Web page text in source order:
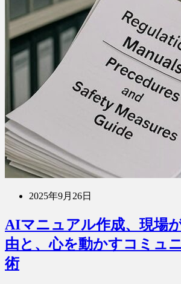
2025年9月26日
AIマニュアル作成、現場
由と、心を動かすコミュ
術